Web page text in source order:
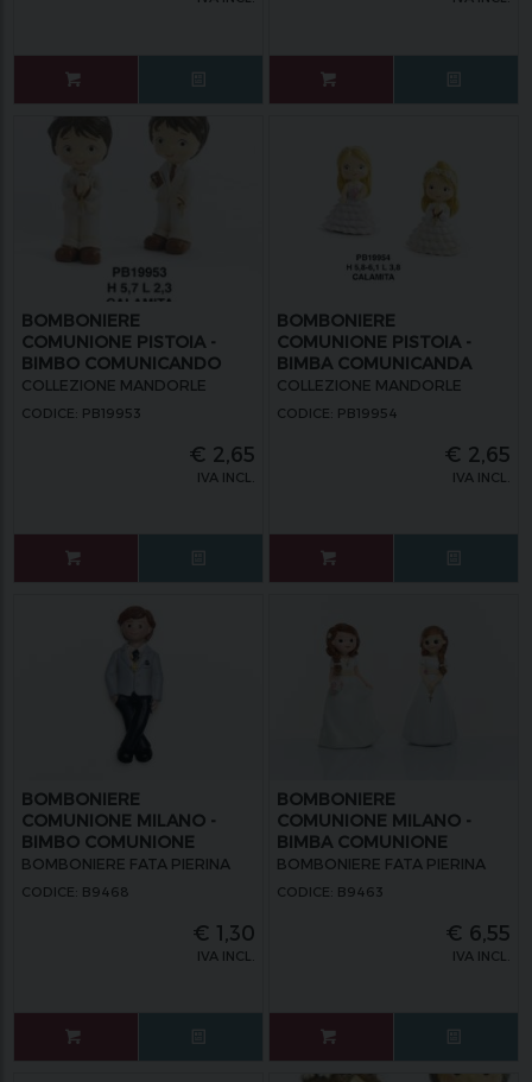
BOMBONIERE
COMUNIONE PISTOIA -
BIMBO COMUNICANDO
CALAMITA
COLLEZIONE MANDORLE
CODICE: PB19953
€ 2,65
IVA INCL.
BOMBONIERE
COMUNIONE PISTOIA -
BIMBA COMUNICANDA
CALAMITA
COLLEZIONE MANDORLE
CODICE: PB19954
€ 2,65
IVA INCL.
BOMBONIERE
COMUNIONE MILANO -
BIMBO COMUNIONE
CALAMITA
BOMBONIERE FATA PIERINA
CODICE: B9468
€ 1,30
IVA INCL.
BOMBONIERE
COMUNIONE MILANO -
BIMBA COMUNIONE
BOMBONIERE FATA PIERINA
CODICE: B9463
€ 6,55
IVA INCL.